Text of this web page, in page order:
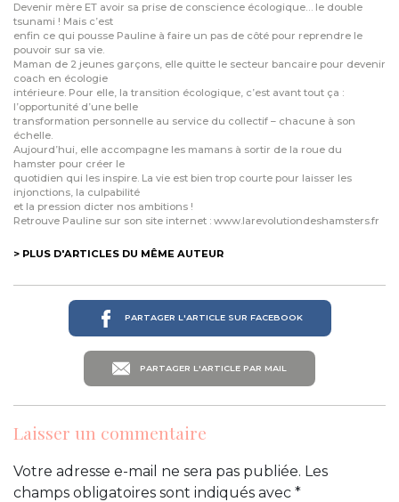
Devenir mère ET avoir sa prise de conscience écologique… le double
tsunami ! Mais c’est
enfin ce qui pousse Pauline à faire un pas de côté pour reprendre le
pouvoir sur sa vie.
Maman de 2 jeunes garçons, elle quitte le secteur bancaire pour devenir
coach en écologie
intérieure. Pour elle, la transition écologique, c’est avant tout ça :
l’opportunité d’une belle
transformation personnelle au service du collectif – chacune à son
échelle.
Aujourd’hui, elle accompagne les mamans à sortir de la roue du
hamster pour créer le
quotidien qui les inspire. La vie est bien trop courte pour laisser les
injonctions, la culpabilité
et la pression dicter nos ambitions !
Retrouve Pauline sur son site internet : www.larevolutiondeshamsters.fr
> PLUS D'ARTICLES DU MÊME AUTEUR
PARTAGER L'ARTICLE SUR FACEBOOK
PARTAGER L'ARTICLE PAR MAIL
Laisser un commentaire
Votre adresse e-mail ne sera pas publiée. Les
champs obligatoires sont indiqués avec *